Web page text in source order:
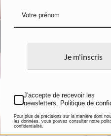
Je m'inscris
J'accepte de recevoir les
newsletters. Politique de
Pour plus de précisions sur la manière dont
les données, vous pouvez consulter notre
confidentialité.